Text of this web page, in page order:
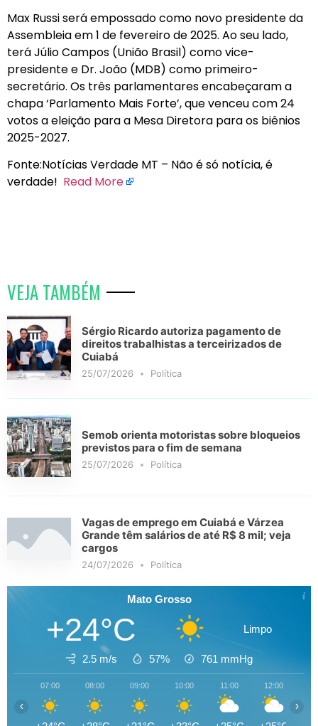
Max Russi será empossado como novo presidente da
Assembleia em 1 de fevereiro de 2025. Ao seu lado,
terá Júlio Campos (União Brasil) como vice-
presidente e Dr. João (MDB) como primeiro-
secretário. Os três parlamentares encabeçaram a
chapa ‘Parlamento Mais Forte’, que venceu com 24
votos a eleição para a Mesa Diretora para os biênios
2025-2027.
Fonte:Notícias Verdade MT – Não é só notícia, é
verdade! Read More
VEJA TAMBÉM
Sérgio Ricardo autoriza pagamento de
direitos trabalhistas a terceirizados de
Cuiabá
25/07/2026 Política
Semob orienta motoristas sobre bloqueios
previstos para o fim de semana
25/07/2026 Política
Vagas de emprego em Cuiabá e Várzea
Grande têm salários de até R$ 8 mil; veja
cargos
24/07/2026 Política
Mato Grosso
+24°C Limpo
2.5 m/s 57% 761 mmHg
07:00 08:00 09:00 10:00 11:00 12:00
‹ ›